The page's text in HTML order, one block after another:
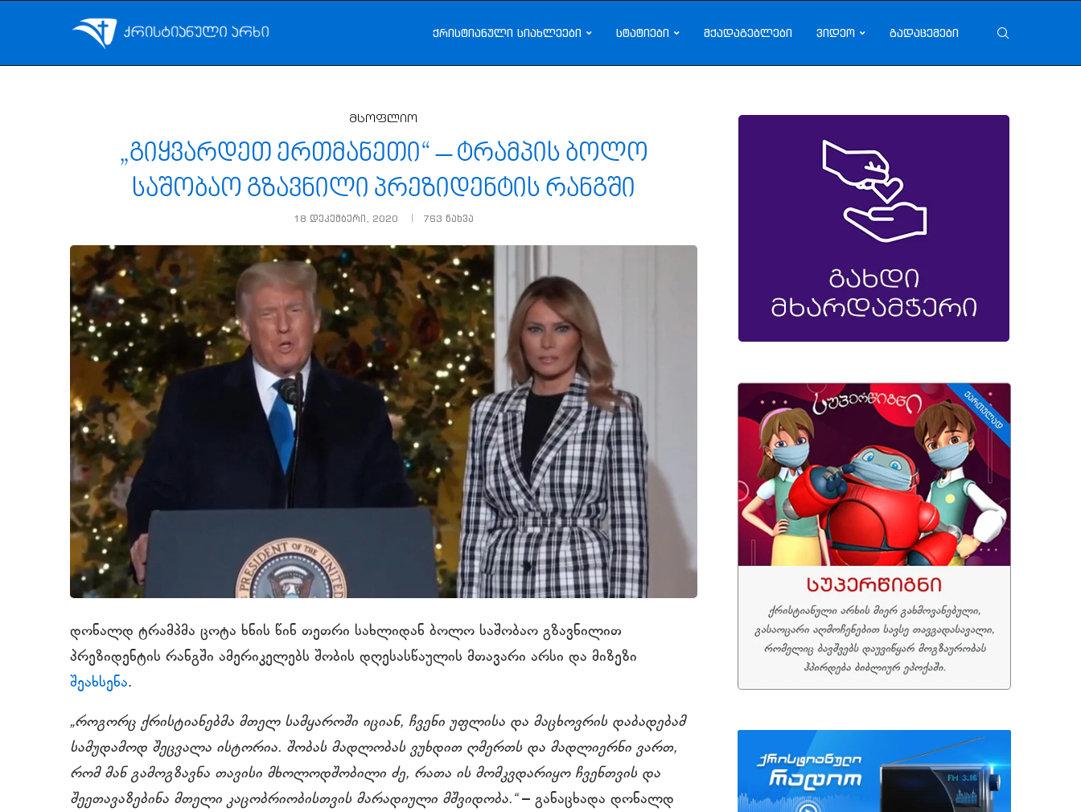
ქრისტიანული სიახლეები სტატიები მქადაგებლები ვიდეო გადაცემები
მსოფლიო
„გიყვარდეთ ერთმანეთი“ – ტრამპის ბოლო
საშობაო გზავნილი პრეზიდენტის რანგში
18 დეკემბერი, 2020 763 ნახვა
დონალდ ტრამპმა ცოტა ხნის წინ თეთრი სახლიდან ბოლო საშობაო გზავნილით
პრეზიდენტის რანგში ამერიკელებს შობის დღესასწაულის მთავარი არსი და მიზეზი
შეახსენა.
„როგორც ქრისტიანებმა მთელ სამყაროში იციან, ჩვენი უფლისა და მაცხოვრის დაბადებამ
სამუდამოდ შეცვალა ისტორია. შობას მადლობას ვუხდით ღმერთს და მადლიერნი ვართ,
რომ მან გამოგზავნა თავისი მხოლოდშობილი ძე, რათა ის მომკვდარიყო ჩვენთვის და
შეეთავაზებინა მთელი კაცობრიობისთვის მარადიული მშვიდობა.“– განაცხადა დონალდ